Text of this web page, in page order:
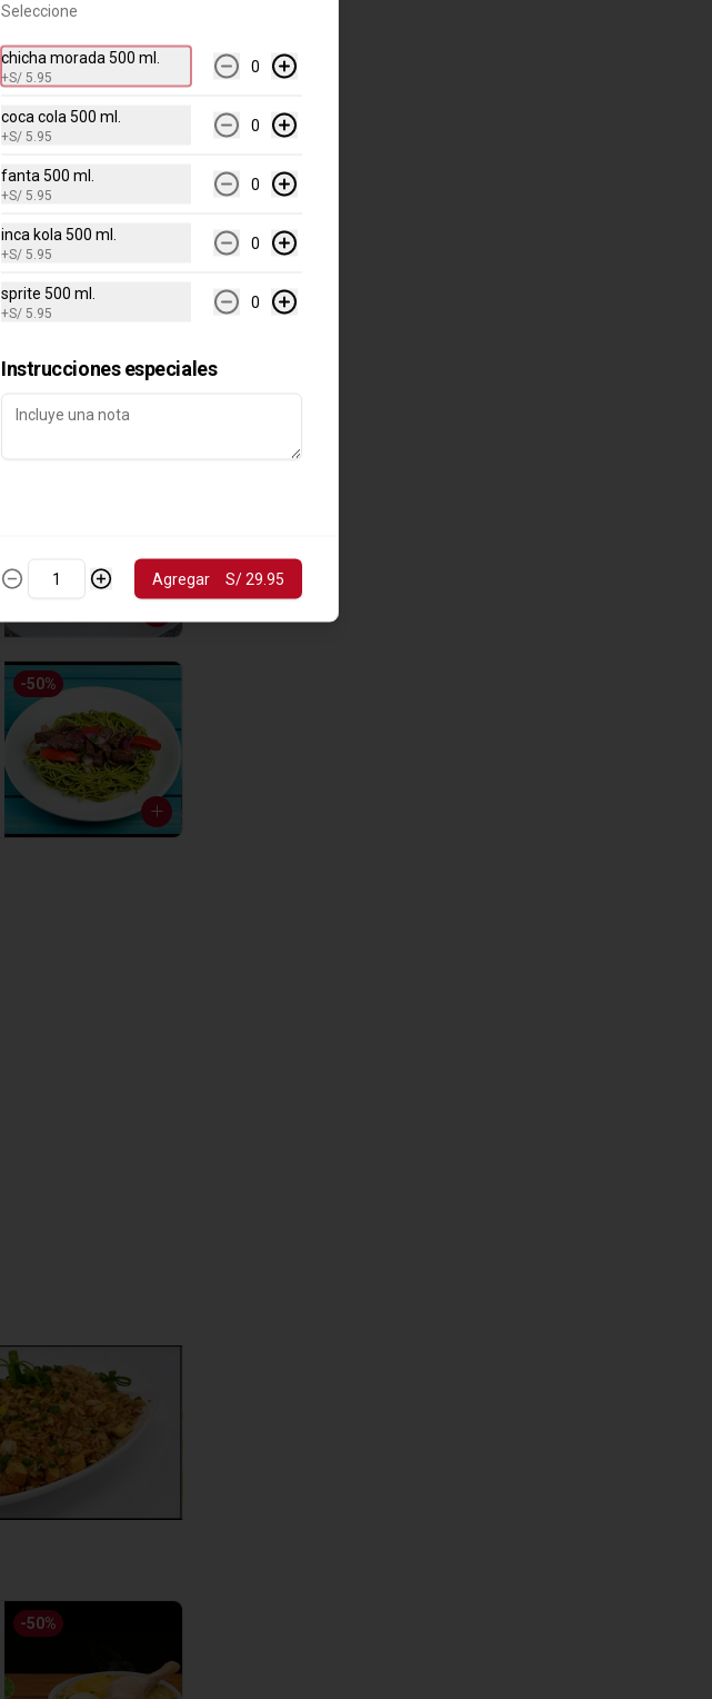
-50%
-50%
-50%
Seleccione
chicha morada 500 ml.
+S/ 5.95
0
coca cola 500 ml.
+S/ 5.95
0
fanta 500 ml.
+S/ 5.95
0
inca kola 500 ml.
+S/ 5.95
0
sprite 500 ml.
+S/ 5.95
0
Instrucciones especiales
Agregar S/ 29.95